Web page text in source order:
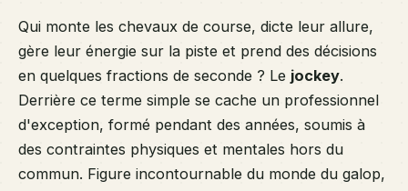
Qui monte les chevaux de course, dicte leur allure,
gère leur énergie sur la piste et prend des décisions
en quelques fractions de seconde ? Le jockey.
Derrière ce terme simple se cache un professionnel
d'exception, formé pendant des années, soumis à
des contraintes physiques et mentales hors du
commun. Figure incontournable du monde du galop,